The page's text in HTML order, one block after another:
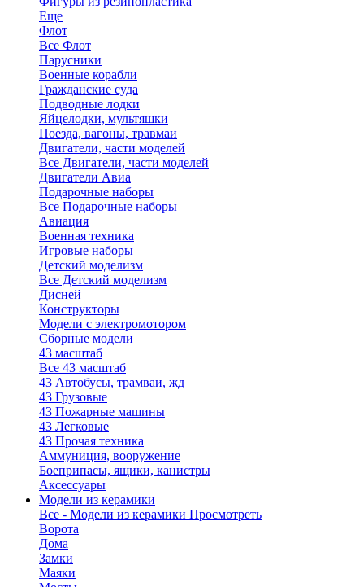
Еще
Флот
Все Флот
Парусники
Военные корабли
Гражданские суда
Подводные лодки
Яйцелодки, мультяшки
Поезда, вагоны, травмаи
Двигатели, части моделей
Все Двигатели, части моделей
Двигатели Авиа
Подарочные наборы
Все Подарочные наборы
Авиация
Военная техника
Игровые наборы
Детский моделизм
Все Детский моделизм
Дисней
Конструкторы
Модели с электромотором
Сборные модели
43 масштаб
Все 43 масштаб
43 Автобусы, трамваи, жд
43 Грузовые
43 Пожарные машины
43 Легковые
43 Прочая техника
Аммуниция, вооружение
Боеприпасы, ящики, канистры
Аксессуары
Модели из керамики
Все - Модели из керамики Просмотреть
Ворота
Дома
Замки
Маяки